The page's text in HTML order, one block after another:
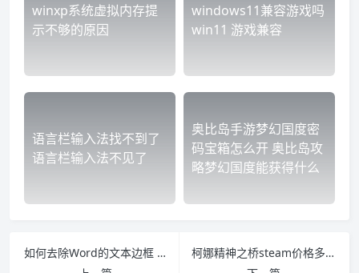
winxp系统虚拟内存提
示不够的原因
windows11兼容游戏吗
win11 游戏兼容
语言栏输入法找不到了
语言栏输入法不见了
奥比岛手游梦幻国度密
码宝箱怎么开 奥比岛攻
略梦幻国度能获得什么
如何去除Word的文本边框 word怎么去除文本边框
柯娜精神之桥steam价格多少钱